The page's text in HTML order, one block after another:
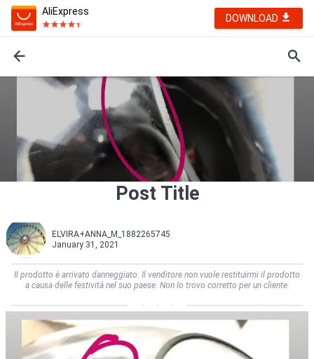
AliExpress
DOWNLOAD
Post Title
ELVIRA+ANNA_M_1882265745
January 31, 2021
Il prodotto è arrivato danneggiato. Il venditore non vuole restituirmi il prodotto
a causa delle festività nel suo paese. Non lo trovo corretto per un cliente.